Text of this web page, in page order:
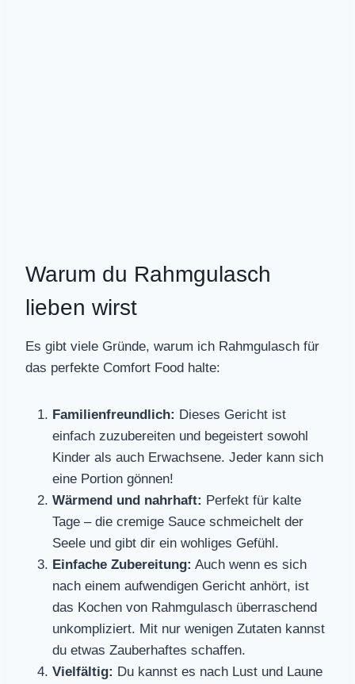
Warum du Rahmgulasch
lieben wirst
Es gibt viele Gründe, warum ich Rahmgulasch für
das perfekte Comfort Food halte:
Familienfreundlich: Dieses Gericht ist
einfach zuzubereiten und begeistert sowohl
Kinder als auch Erwachsene. Jeder kann sich
eine Portion gönnen!
Wärmend und nahrhaft: Perfekt für kalte
Tage – die cremige Sauce schmeichelt der
Seele und gibt dir ein wohliges Gefühl.
Einfache Zubereitung: Auch wenn es sich
nach einem aufwendigen Gericht anhört, ist
das Kochen von Rahmgulasch überraschend
unkompliziert. Mit nur wenigen Zutaten kannst
du etwas Zauberhaftes schaffen.
Vielfältig: Du kannst es nach Lust und Laune